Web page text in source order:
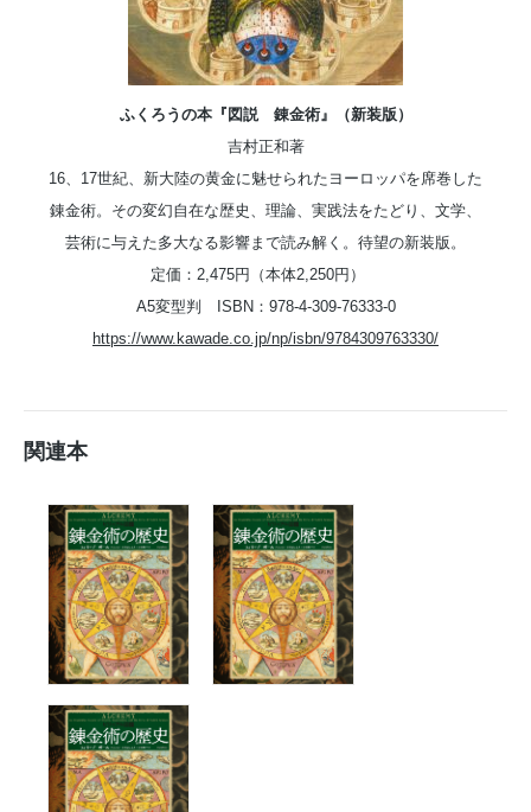
ふくろうの本『図説 錬金術』（新装版）
吉村正和著
16、17世紀、新大陸の黄金に魅せられたヨーロッパを席巻した
錬金術。その変幻自在な歴史、理論、実践法をたどり、文学、
芸術に与えた多大なる影響まで読み解く。待望の新装版。
定価：2,475円（本体2,250円）
A5変型判 ISBN：978-4-309-76333-0
https://www.kawade.co.jp/np/isbn/9784309763330/
関連本